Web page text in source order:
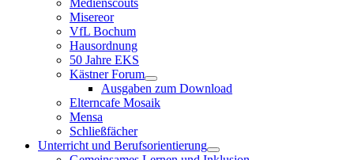
Medienscouts
Misereor
VfL Bochum
Hausordnung
50 Jahre EKS
Kästner Forum
Ausgaben zum Download
Elterncafe Mosaik
Mensa
Schließfächer
Unterricht und Berufsorientierung